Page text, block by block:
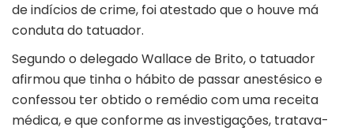
deindícios de crime, foi atestado que o houve má
conduta do tatuador.
Segundo o delegado Wallace de Brito, o tatuador
afirmou que tinha o hábito de passar anestésico e
confessou ter obtido o remédio com uma receita
médica, e que conforme as investigações, tratava-